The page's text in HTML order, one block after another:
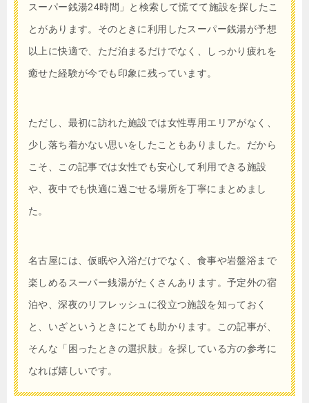
スーパー銭湯24時間」と検索して慌てて施設を探したこ
とがあります。そのときに利用したスーパー銭湯が予想
以上に快適で、ただ泊まるだけでなく、しっかり疲れを
癒せた経験が今でも印象に残っています。
ただし、最初に訪れた施設では女性専用エリアがなく、
少し落ち着かない思いをしたこともありました。だから
こそ、この記事では女性でも安心して利用できる施設
や、夜中でも快適に過ごせる場所を丁寧にまとめまし
た。
名古屋には、仮眠や入浴だけでなく、食事や岩盤浴まで
楽しめるスーパー銭湯がたくさんあります。予定外の宿
泊や、深夜のリフレッシュに役立つ施設を知っておく
と、いざというときにとても助かります。この記事が、
そんな「困ったときの選択肢」を探している方の参考に
なれば嬉しいです。